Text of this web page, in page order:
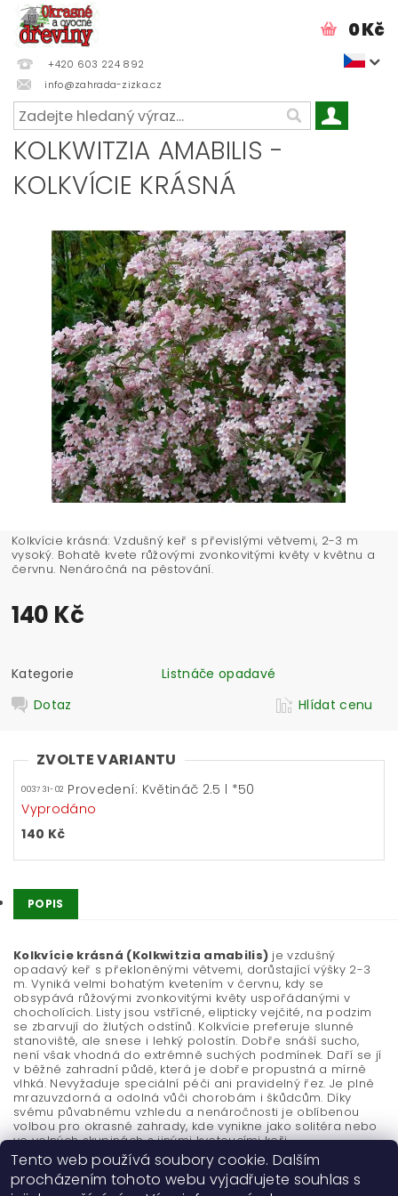
+420 603 224 892
info@zahrada-zizka.cz
0 Kč
KOLKWITZIA AMABILIS -
KOLKVÍCIE KRÁSNÁ
Kolkvície krásná: Vzdušný keř s převislými větvemi, 2-3 m
vysoký. Bohatě kvete růžovými zvonkovitými květy v květnu a
červnu. Nenáročná na pěstování.
140 Kč
Kategorie
Listnáče opadavé
Dotaz
Hlídat cenu
ZVOLTE VARIANTU
003731-02 Provedení: Květináč 2.5 l *50
Vyprodáno
140 Kč
POPIS
Kolkvície krásná (Kolkwitzia amabilis) je vzdušný
opadavý keř s překloněnými větvemi, dorůstající výšky 2-3
m. Vyniká velmi bohatým kvetením v červnu, kdy se
obsypává růžovými zvonkovitými květy uspořádanými v
chocholících. Listy jsou vstřícné, elipticky vejčité, na podzim
se zbarvují do žlutých odstínů. Kolkvície preferuje slunné
stanoviště, ale snese i lehký polostín. Dobře snáší sucho,
není však vhodná do extrémně suchých podmínek. Daří se jí
v běžné zahradní půdě, která je dobře propustná a mírně
vlhká. Nevyžaduje speciální péči ani pravidelný řez. Je plně
mrazuvzdorná a odolná vůči chorobám i škůdcům. Díky
svému půvabnému vzhledu a nenáročnosti je oblíbenou
volbou pro okrasné zahrady, kde vynikne jako solitéra nebo
ve volných skupinách s jinými kvetoucími keři.
Tento web používá soubory cookie. Dalším
procházením tohoto webu vyjadřujete souhlas s